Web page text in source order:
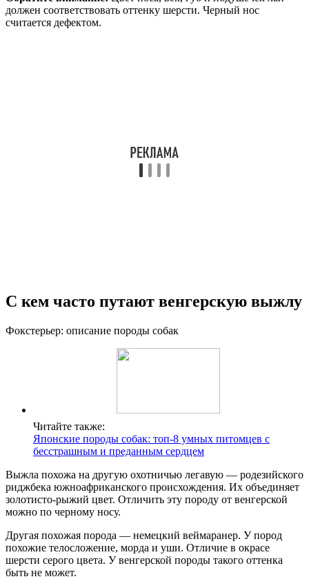
должен соответствовать оттенку шерсти. Черный нос
считается дефектом.
С кем часто путают венгерскую выжлу
Фокстерьер: описание породы собак
Читайте также:
Японские породы собак: топ-8 умных питомцев с
бесстрашным и преданным сердцем
Выжла похожа на другую охотничью легавую — родезийского
риджбека южноафриканского происхождения. Их объединяет
золотисто-рыжий цвет. Отличить эту породу от венгерской
можно по черному носу.
Другая похожая порода — немецкий веймаранер. У пород
похожие телосложение, морда и уши. Отличие в окрасе
шерсти серого цвета. У венгерской породы такого оттенка
быть не может.